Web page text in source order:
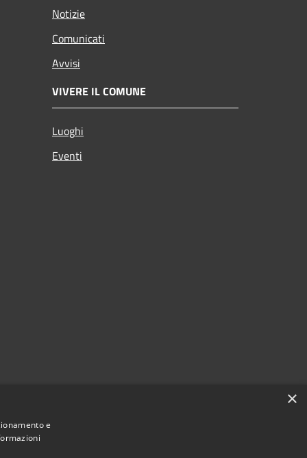
Notizie
Comunicati
Avvisi
VIVERE IL COMUNE
Luoghi
Eventi
×
e